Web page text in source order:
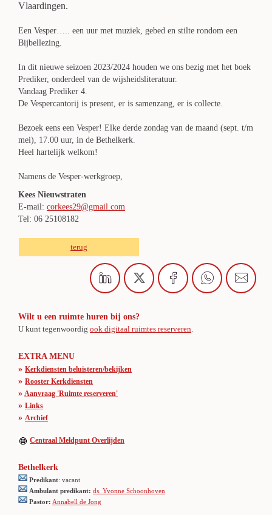
Vlaardingen.
Een Vesper….. een uur met muziek, gebed en stilte rondom een
Bijbellezing.
In dit nieuwe seizoen 2023/2024 houden we ons bezig met het boek
Prediker, onderdeel van de wijsheidsliteratuur.
Vandaag Prediker 4.
De Vespercantorij is present, er is samenzang, er is collecte.
Bezoek eens een Vesper! Elke derde zondag van de maand (sept. t/m
mei), 17.00 uur, in de Bethelkerk.
Heel hartelijk welkom!
Namens de Vesper-werkgroep,
Kees Nieuwstraten
E-mail: corkees29@gmail.com
Tel: 06 25108182
terug
Wilt u een ruimte huren bij ons?
U kunt tegenwoordig ook digitaal ruimtes reserveren
EXTRA MENU
» Kerkdiensten beluisteren/bekijken
» Rooster Kerkdiensten
» Aanvraag 'Ruimte reserveren'
» Links
» Archief
Centraal Meldpunt Overlijden
Bethelkerk
Predikant: vacant
Ambulant predikant: ds. Yvonne Schoonhoven
Pastor: Annabell de Jong